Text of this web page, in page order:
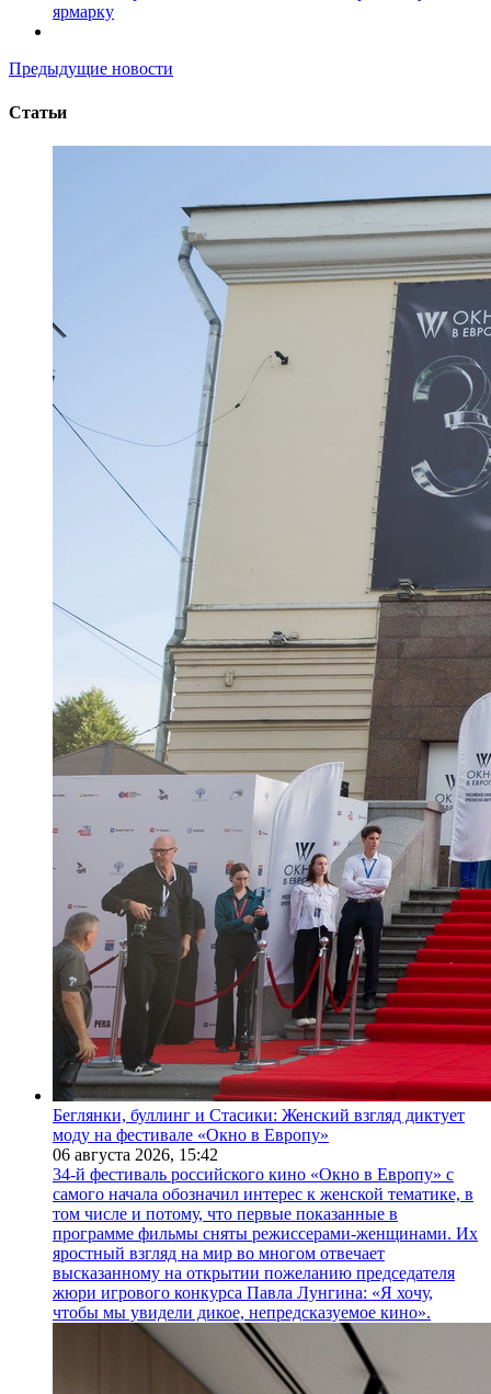
ярмарку
Предыдущие новости
Статьи
Беглянки, буллинг и Стасики: Женский взгляд диктует
моду на фестивале «Окно в Европу»
06 августа 2026, 15:42
34-й фестиваль российского кино «Окно в Европу» с
самого начала обозначил интерес к женской тематике, в
том числе и потому, что первые показанные в
программе фильмы сняты режиссерами-женщинами. Их
яростный взгляд на мир во многом отвечает
высказанному на открытии пожеланию председателя
жюри игрового конкурса Павла Лунгина: «Я хочу,
чтобы мы увидели дикое, непредсказуемое кино».